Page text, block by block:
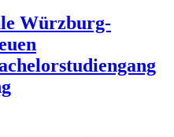
Würzburg-